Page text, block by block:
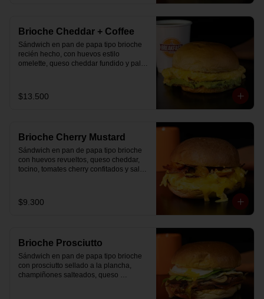
Brioche Cheddar + Coffee
Sándwich en pan de papa tipo brioche
recién hecho, con huevos estilo
omelette, queso cheddar fundido y palta,
Se envía en bolsa delivery.
$13.500
Brioche Cherry Mustard
Sándwich en pan de papa tipo brioche
con huevos revueltos, queso cheddar,
tocino, tomates cherry confitados y salsa
$9.300
Brioche Prosciutto
Sándwich en pan de papa tipo brioche
con prosciutto sellado a la plancha,
champiñones salteados, queso